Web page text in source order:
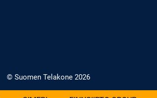
© Suomen Telakone 2026